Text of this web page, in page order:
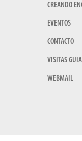
CREANDO
EVENTOS
CONTACTO
VISITAS
WEBMAIL